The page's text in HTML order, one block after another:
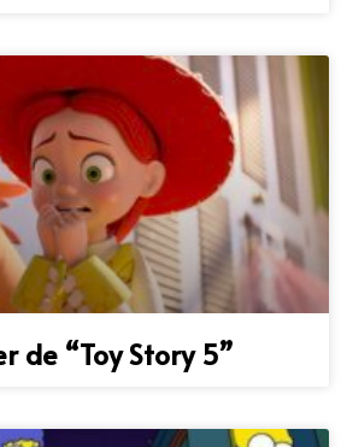
de “Toy Story 5”